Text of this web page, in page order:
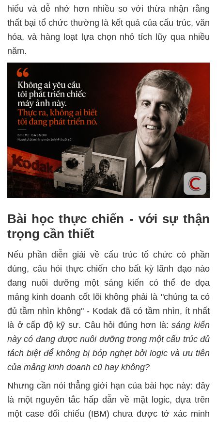
hiểu và dễ nhớ hơn nhiều so với thừa nhận rằng
thất bại tổ chức thường là kết quả của cấu trúc, văn
hóa, và hàng loạt lựa chọn nhỏ tích lũy qua nhiều
năm.
Bài học thực chiến - với sự thận
trọng cần thiết
Nếu phần diễn giải về cấu trúc tổ chức có phần
đúng, câu hỏi thực chiến cho bất kỳ lãnh đạo nào
đang nuôi dưỡng một sáng kiến có thể đe dọa
mảng kinh doanh cốt lõi không phải là "chúng ta có
đủ tầm nhìn không" - Kodak đã có tầm nhìn, ít nhất
là ở cấp độ kỹ sư. Câu hỏi đúng hơn là:sáng kiến
này có đang được nuôi dưỡng trong một cấu trúc đủ
tách biệt để không bị bóp nghẹt bởi logic và ưu tiên
của mảng kinh doanh cũ hay không?
Nhưng cần nói thẳng giới hạn của bài học này: đây
là một nguyên tắc hấp dẫn về mặt logic, dựa trên
một case đối chiếu (IBM) chưa được tớ xác minh